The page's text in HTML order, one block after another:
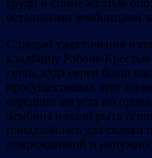
груди и спине желтые
остальными зембинцами
С целью ужесточения
кладбищу Рабоче-
гетто, куда евреи были
просуществовал этот
середине августа по
Зембина начали рыть
понадобилась для свалки
поврежденной и